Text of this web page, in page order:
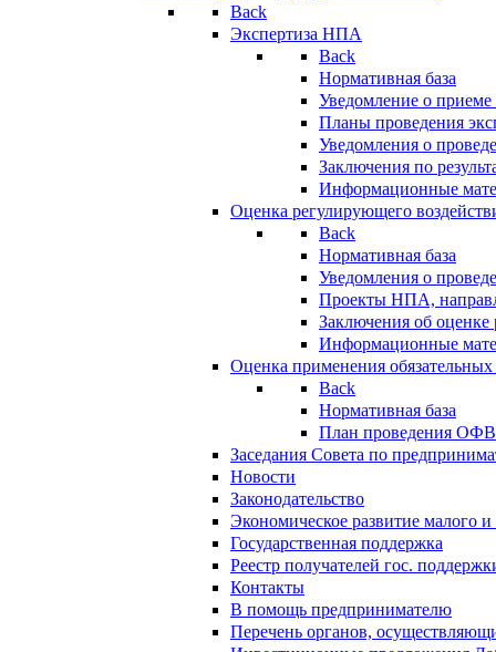
Back
Экспертиза НПА
Back
Нормативная база
Уведомление о
Планы проведения
Уведомления о
Заключения по
Информационные
Оценка регулирующего
Back
Нормативная база
Уведомления о
Проекты НПА,
Заключения об
Информационные
Оценка применения
Back
Нормативная база
План проведения
Заседания Совета по
Новости
Законодательство
Экономическое развитие малого и
Государственная поддержка
Реестр получателей гос.
Контакты
В помощь предпринимателю
Перечень органов,